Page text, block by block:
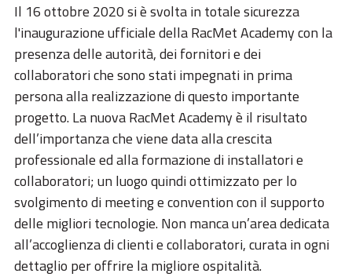
HIGHLIGHTS
CONTATTI
Il 16 ottobre 2020 si è svolta in totale sicurezza
l'inaugurazione ufficiale della RacMet Academy con la
presenza delle autorità, dei fornitori e dei
collaboratori che sono stati impegnati in prima
persona alla realizzazione di questo importante
progetto. La nuova RacMet Academy è il risultato
dell’importanza che viene data alla crescita
professionale ed alla formazione di installatori e
collaboratori; un luogo quindi ottimizzato per lo
svolgimento di meeting e convention con il supporto
delle migliori tecnologie. Non manca un’area dedicata
all’accoglienza di clienti e collaboratori, curata in ogni
dettaglio per offrire la migliore ospitalità.